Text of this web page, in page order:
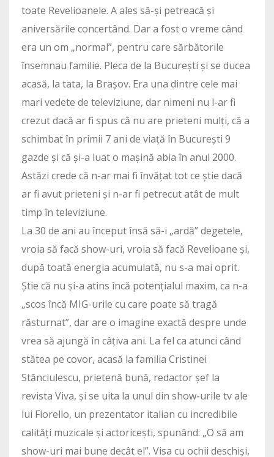
toate Revelioanele. A ales să-și petreacă și
aniversările concertând. Dar a fost o vreme când
era un om „normal”, pentru care sărbătorile
însemnau familie. Pleca de la București și se ducea
acasă, la tata, la Brașov. Era una dintre cele mai
mari vedete de televiziune, dar nimeni nu l-ar fi
crezut dacă ar fi spus că nu are prieteni mulți, că a
schimbat în primii 7 ani de viață în București 9
gazde și că și-a luat o mașină abia în anul 2000.
Astăzi crede că n-ar mai fi învățat tot ce știe dacă
ar fi avut prieteni și n-ar fi petrecut atât de mult
timp în televiziune.
La 30 de ani au început însă să-i „ardă” degetele,
vroia să facă show-uri, vroia să facă Revelioane și,
după toată energia acumulată, nu s-a mai oprit.
Știe că nu și-a atins încă potențialul maxim, ca n-a
„scos încă MIG-urile cu care poate să tragă
răsturnat”, dar are o imagine exactă despre unde
vrea să ajungă în câțiva ani. La fel ca atunci când
stătea pe covor, acasă la familia Cristinei
Stănciulescu, prietenă bună, redactor șef la
revista Viva, și se uita la unul din show-urile tv ale
lui Fiorello, un prezentator italian cu incredibile
calități muzicale și actoricești, spunând: „O să am
show-uri mai bune decât el”. Visa cu ochii deschiși,